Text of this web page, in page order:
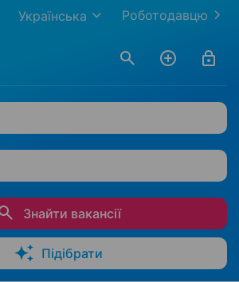
Роботодавцю
Українська
Знайти вакансії
Підібрати